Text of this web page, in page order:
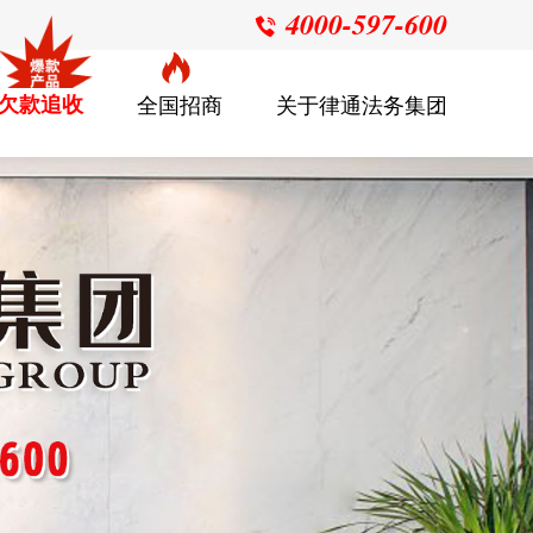
 4000-597-600
款追收 全国招商 关于律通法务集团